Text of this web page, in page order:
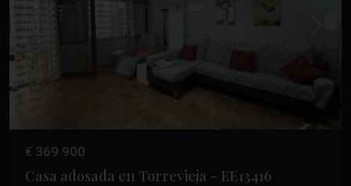
€ 369.900
Casa adosada en Torrevieja – EE13416